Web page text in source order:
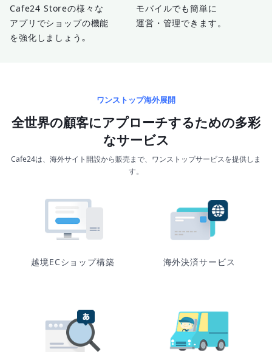
Cafe24 Storeの様々な
アプリでショップの機能
を強化しましょう｡
モバイルでも簡単に
運営・管理できます。
ワンストップ海外展開
全世界の顧客にアプローチするための多彩
なサービス
Cafe24は、海外サイト開設から販売まで、ワンストップサービスを提供しま
す。
越境ECショップ構築 海外決済サービス